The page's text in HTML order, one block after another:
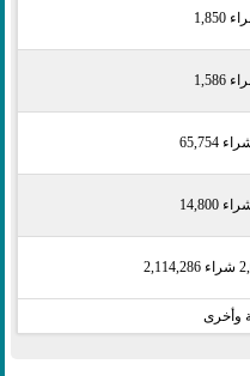
وأخرى